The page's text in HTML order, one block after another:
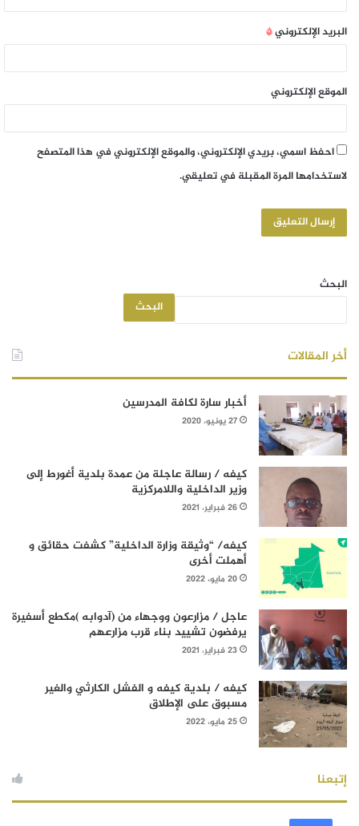
البريد الإلكتروني*
الموقع الإلكتروني
احفظ اسمي، بريدي الإلكتروني، والموقع الإلكتروني في هذا المتصفح
لاستخدامها المرة المقبلة في تعليقي.
البحث
البحث
أخر المقالات
أخبار سارة لكافة المدرسين
27 يونيو، 2020
كيفه / رسالة عاجلة من عمدة بلدية أغورط إلى
وزير الداخلية واللامركزية
26 فبراير، 2021
كيفه/ “وثيقة وزارة الداخلية” كشفت حقائق و
أهملت أخرى
20 مايو، 2022
عاجل / مزارعون ووجهاء من (آدوابه )مكطع أسفيرة
يرفضون تشييد بناء قرب مزارعهم
23 فبراير، 2021
كيفه / بلدية كيفه و الفشل الكارثي والغير
مسبوق على الإطلاق
25 مايو، 2022
إتبعنا